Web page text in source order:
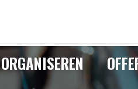
ORGANISEREN